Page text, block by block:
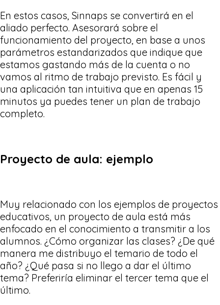
En estos casos, Sinnaps se convertirá en el
aliado perfecto. Asesorará sobre el
funcionamiento del proyecto, en base a unos
parámetros estandarizados que indique que
estamos gastando más de la cuenta o no
vamos al ritmo de trabajo previsto. Es fácil y
una aplicación tan intuitiva que en apenas 15
minutos ya puedes tener un plan de trabajo
completo.
Proyecto de aula: ejemplo
Muy relacionado con los ejemplos de proyectos
educativos, un proyecto de aula está más
enfocado en el conocimiento a transmitir a los
alumnos. ¿Cómo organizar las clases? ¿De qué
manera me distribuyo el temario de todo el
año? ¿Qué pasa si no llego a dar el último
tema? Preferiría eliminar el tercer tema que el
último.